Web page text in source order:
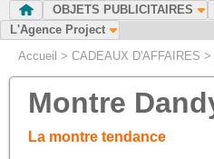
OBJETS PUBLICITAIRES
L'Agence Project
Accueil > CADEAUX D'AFFAIRES >
Montre
La montre tendance